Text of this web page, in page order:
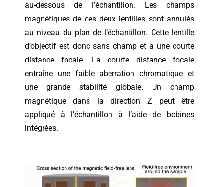
au-dessous de l’échantillon. Les champs
magnétiques de ces deux lentilles sont annulés
au niveau du plan de l’échantillon. Cette lentille
d’objectif est donc sans champ et a une courte
distance focale. La courte distance focale
entraîne une faible aberration chromatique et
une grande stabilité globale. Un champ
magnétique dans la direction Z peut être
appliqué à l’échantillon à l’aide de bobines
intégrées.